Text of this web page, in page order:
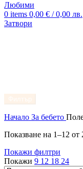
Любими
0 items 0,00 € / 0,00 лв.
Затвори
Начало За бебето
Показване на 1–12 от
Покажи филтри
Покажи 9 12 18 24